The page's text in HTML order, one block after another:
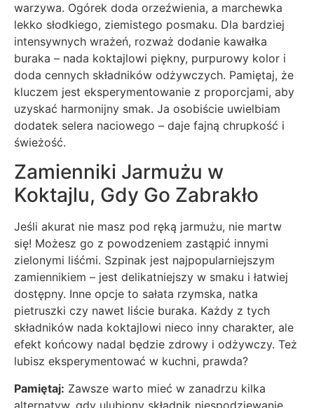
warzywa. Ogórek doda orzeźwienia, a marchewka
lekko słodkiego, ziemistego posmaku. Dla bardziej
intensywnych wrażeń, rozważ dodanie kawałka
buraka – nada koktajlowi piękny, purpurowy kolor i
doda cennych składników odżywczych. Pamiętaj, że
kluczem jest eksperymentowanie z proporcjami, aby
uzyskać harmonijny smak. Ja osobiście uwielbiam
dodatek selera naciowego – daje fajną chrupkość i
świeżość.
Zamienniki Jarmużu w
Koktajlu, Gdy Go Zabrakło
Jeśli akurat nie masz pod ręką jarmużu, nie martw
się! Możesz go z powodzeniem zastąpić innymi
zielonymi liśćmi. Szpinak jest najpopularniejszym
zamiennikiem – jest delikatniejszy w smaku i łatwiej
dostępny. Inne opcje to sałata rzymska, natka
pietruszki czy nawet liście buraka. Każdy z tych
składników nada koktajlowi nieco inny charakter, ale
efekt końcowy nadal będzie zdrowy i odżywczy. Też
lubisz eksperymentować w kuchni, prawda?
Pamiętaj: Zawsze warto mieć w zanadrzu kilka
alternatyw, gdy ulubiony składnik niespodziewanie